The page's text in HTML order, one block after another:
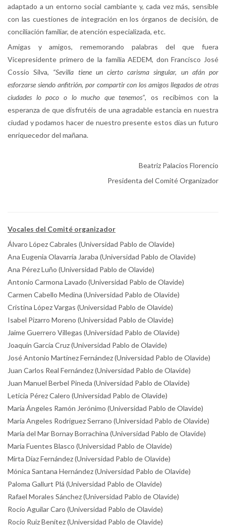
adaptado a un entorno social cambiante y, cada vez más, sensible
con las cuestiones de integración en los órganos de decisión, de
conciliación familiar, de atención especializada, etc.
Amigas y amigos, rememorando palabras del que fuera
Vicepresidente primero de la familia AEDEM, don Francisco José
Cossío Silva, “Sevilla tiene un cierto carisma singular, un afán por
esforzarse siendo anfitrión, por compartir con los amigos llegados de otras
ciudades lo poco o lo mucho que tenemos”, os recibimos con la
esperanza de que disfrutéis de una agradable estancia en nuestra
ciudad y podamos hacer de nuestro presente estos días un futuro
enriquecedor del mañana.
Beatriz Palacios Florencio
Presidenta del Comité Organizador
Vocales del Comité organizador
Álvaro López Cabrales (Universidad Pablo de Olavide)
Ana Eugenia Olavarría Jaraba (Universidad Pablo de Olavide)
Ana Pérez Luño (Universidad Pablo de Olavide)
Antonio Carmona Lavado (Universidad Pablo de Olavide)
Carmen Cabello Medina (Universidad Pablo de Olavide)
Cristina López Vargas (Universidad Pablo de Olavide)
Isabel Pizarro Moreno (Universidad Pablo de Olavide)
Jaime Guerrero Villegas (Universidad Pablo de Olavide)
Joaquín García Cruz (Universidad Pablo de Olavide)
José Antonio Martínez Fernández (Universidad Pablo de Olavide)
Juan Carlos Real Fernández (Universidad Pablo de Olavide)
Juan Manuel Berbel Pineda (Universidad Pablo de Olavide)
Leticia Pérez Calero (Universidad Pablo de Olavide)
María Ángeles Ramón Jerónimo (Universidad Pablo de Olavide)
María Angeles Rodriguez Serrano (Universidad Pablo de Olavide)
Maria del Mar Bornay Borrachina (Universidad Pablo de Olavide)
Maria Fuentes Blasco (Universidad Pablo de Olavide)
Mirta Díaz Fernández (Universidad Pablo de Olavide)
Mónica Santana Hernández (Universidad Pablo de Olavide)
Paloma Gallurt Plá (Universidad Pablo de Olavide)
Rafael Morales Sánchez (Universidad Pablo de Olavide)
Rocío Aguilar Caro (Universidad Pablo de Olavide)
Rocío Ruiz Benítez (Universidad Pablo de Olavide)